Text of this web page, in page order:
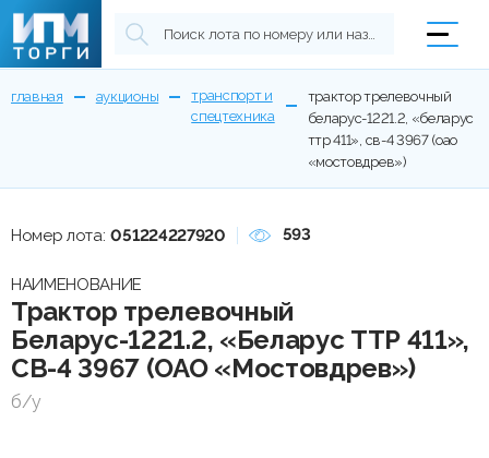
главная аукционы
транспорт и
спецтехника
трактор трелевочный
беларус-1221.2, «беларус
ттр 411», cв-4 3967 (оао
«мостовдрев»)
Номер лота: 051224227920 593
НАИМЕНОВАНИЕ
Трактор трелевочный
Беларус-1221.2, «Беларус ТТР 411»,
CВ-4 3967 (ОАО «Мостовдрев»)
б/у